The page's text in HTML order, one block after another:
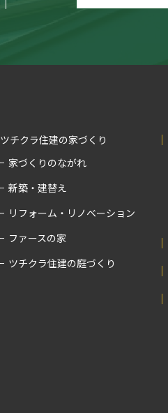
ツチクラ住建の家づくり
家づくりのながれ
新築・建替え
リフォーム・リノベーション
ファースの家
ツチクラ住建の庭づくり